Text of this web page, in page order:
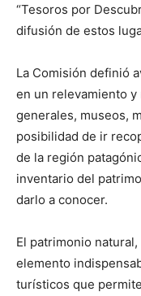
“Tesoros por
difusión de estos
La Comisión definió
en un relevamiento y
generales, museos,
posibilidad de ir
de la región
inventario del
darlo a conocer.
El patrimonio
elemento
turísticos que